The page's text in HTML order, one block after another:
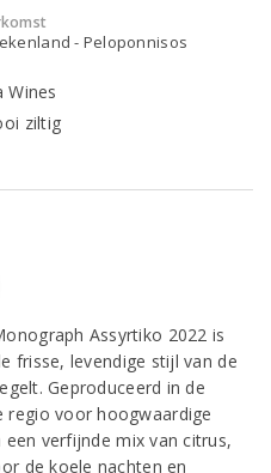
- Peloponnisos
Wines
ziltig
Assyrtiko 2022 is
frisse, levendige stijl van de
Geproduceerd in de
regio voor hoogwaardige
verfijnde mix van citrus,
de koele nachten en